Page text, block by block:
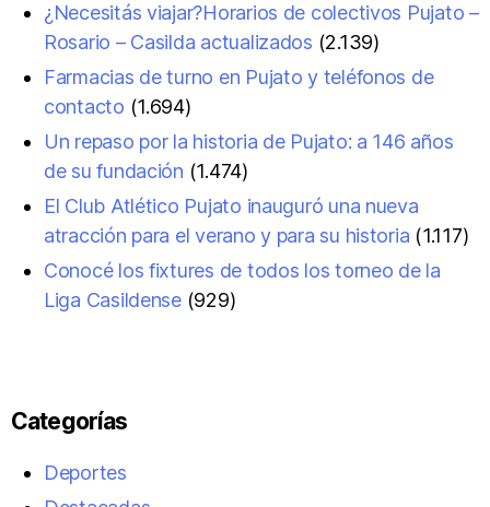
¿Necesitás viajar?Horarios de colectivos Pujato –
Rosario – Casilda actualizados (2.139)
Farmacias de turno en Pujato y teléfonos de
contacto (1.694)
Un repaso por la historia de Pujato: a 146 años
de su fundación (1.474)
El Club Atlético Pujato inauguró una nueva
atracción para el verano y para su historia (1.117)
Conocé los fixtures de todos los torneo de la
Liga Casildense (929)
Categorías
Deportes